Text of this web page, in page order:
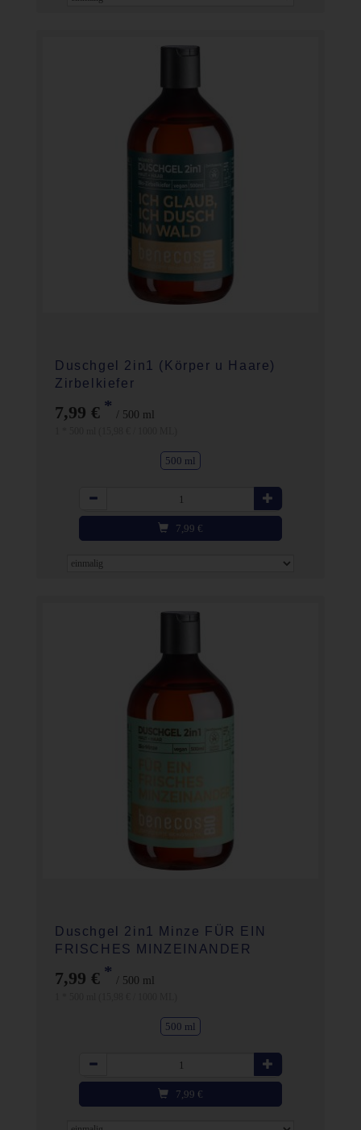
Duschgel 2in1 (Körper u Haare)
Zirbelkiefer
7,99 € * / 500 ml
500 ml
Anzahl
7,99 €
Duschgel 2in1 Minze FÜR EIN
FRISCHES MINZEINANDER
7,99 € * / 500 ml
500 ml
Anzahl
7,99 €